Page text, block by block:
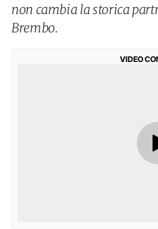
non cambia la storica
Brembo.
VIDEO